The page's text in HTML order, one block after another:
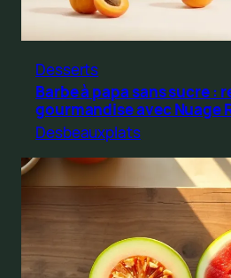
Desserts
Barbe à papa sans sucre :
gourmandise avec Nuage
Desbeauxplats